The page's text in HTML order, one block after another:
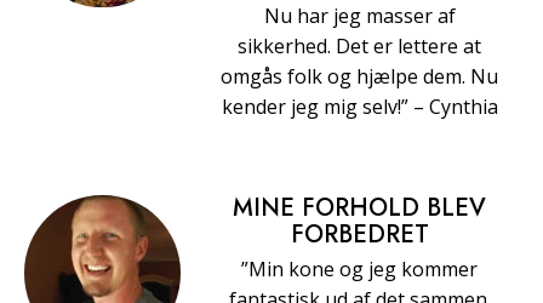
Nu har jeg masser af
sikkerhed. Det er lettere at
omgås folk og hjælpe dem. Nu
kender jeg mig selv!” – Cynthia
MINE FORHOLD BLEV
FORBEDRET
”Min kone og jeg kommer